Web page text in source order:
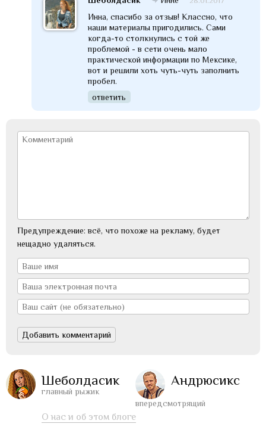
Инна, спасибо за отзыв! Классно, что
наши материалы пригодились. Сами
когда-то столкнулись с той же
проблемой - в сети очень мало
практической информации по Мексике,
вот и решили хоть чуть-чуть заполнить
пробел.
ответить
Предупреждение: всё, что похоже на рекламу, будет
нещадно удаляться.
Шеболдасик
главный рыжик
Андрюсикс
впередсмотрящий
О нас и об этом блоге